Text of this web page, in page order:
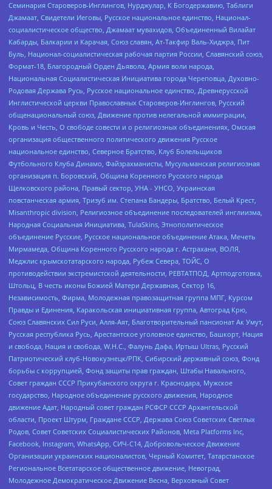
Семинария Староверов-Инглингов, Нурджулар, К Богодержавию, Таблиги
Джамаат, Свидетели Иеговы, Русское национальное единство, Национал-
социалистическое общество, Джамаат мувахидов, Объединенный Вилайат
Кабарды, Балкарии и Карачая, Союз славян, Ат-Такфир Валь-Хиджра, Пит
Буль, Национал-социалистическая рабочая партия России, Славянский союз,
Формат-18, Благородный Орден Дьявола, Армия воли народа,
Национальная Социалистическая Инициатива города Череповца, Духовно-
Родовая Держава Русь, Русское национальное единство, Древнерусской
Инглистической церкви Православных Староверов-Инглингов, Русский
общенациональный союз, Движение против нелегальной иммиграции,
Кровь и Честь, О свободе совести и о религиозных объединениях, Омская
организация общественного политического движения Русское
национальное единство, Северное Братство, Клуб Болельщиков
Футбольного Клуба Динамо, Файзрахманисты, Мусульманская религиозная
организация п. Боровский, Община Коренного Русского народа
Щелковского района, Правый сектор, УНА - УНСО, Украинская
повстанческая армия, Тризуб им. Степана Бандеры, Братство, Белый Крест,
Misanthropic division, Религиозное объединение последователей инглиизма,
Народная Социальная Инициатива, TulaSkins, Этнополитическое
объединение Русские, Русское национальное объединение Атака, Мечеть
Мирмамеда, Община Коренного Русского народа г. Астрахани, ВОЛЯ,
Меджлис крымскотатарского народа, Рубеж Севера, ТОЙС, О
противодействии экстремистской деятельности, РЕВТАТПОД, Артподготовка,
Штольц, В честь иконы Божией Матери Державная, Сектор 16,
Независимость, Фирма, Молодежная правозащитная группа МПГ, Курсом
Правды и Единения, Каракольская инициативная группа, Автоград Крю,
Союз Славянских Сил Руси, Алля-Аят, Благотворительный пансионат Ак Умут,
Русская республика Русь, Арестантское уголовное единство, Башкорт, Нация
и свобода, Нация и свобода, W.H.С., Фалунь Дафа, Иртыш Ultras, Русский
Патриотический клуб-Новокузнецк/РПК, Сибирский державный союз, Фонд
борьбы с коррупцией, Фонд защиты прав граждан, Штабы Навального,
Совет граждан СССР Прикубанского округа г. Краснодара, Мужское
государство, Народное объединение русского движения, Народное
движение Адат, Народный совет граждан РСФСР СССР Архангельской
области, Проект Штурм, Граждане СССР, Держава Союз Советских Светлых
Родов, Совет Советских Социалистических Районов, Meta Platforms Inc,
Facebook, Instagram, WhatsApp, СИЧ-С14, Добровольческое Движение
Организации украинских националистов, Черный Комитет, Татарстанское
Региональное Всетатарское общественное движение, Невоград,
Молодежное Демократическое Движение Весна, Верховный Совет